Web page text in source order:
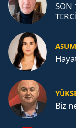
SON
Biz